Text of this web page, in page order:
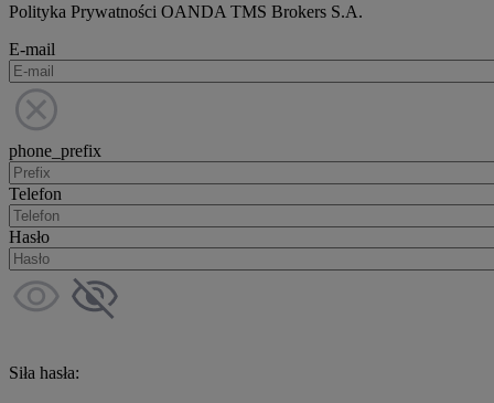
Polityka Prywatności OANDA TMS Brokers S.A.
E-mail
phone_prefix
Telefon
Hasło
Siła hasła: